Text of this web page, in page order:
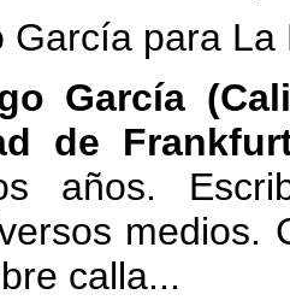
García para
García
de
años.
medios.
calla...